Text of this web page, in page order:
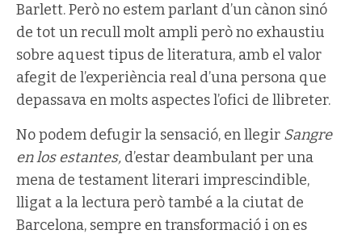
Barlett. Però no estem parlant d’un cànon sinó
de tot un recull molt ampli però no exhaustiu
sobre aquest tipus de literatura, amb el valor
afegit de l’experiència real d’una persona que
depassava en molts aspectes l’ofici de llibreter.
No podem defugir la sensació, en llegir Sangre
en los estantes, d’estar deambulant per una
mena de testament literari imprescindible,
lligat a la lectura però també a la ciutat de
Barcelona, sempre en transformació i on es